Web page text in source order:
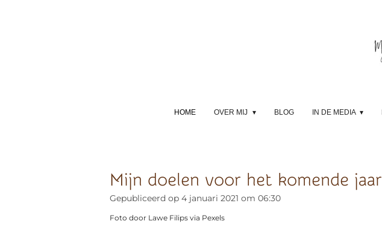
HOME OVER MIJ BLOG IN DE MEDIA
Mijn doelen voor het komende jaar
Gepubliceerd op 4 januari 2021 om 06:30
Foto door Lawe Filips via Pexels